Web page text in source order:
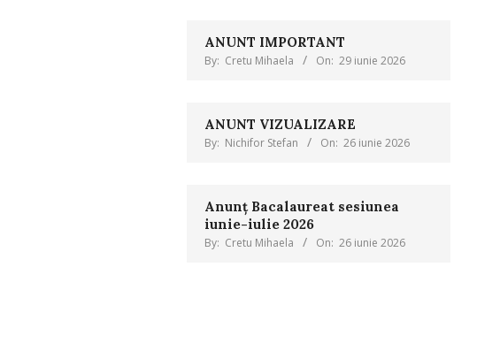
ANUNT IMPORTANT
By: Cretu Mihaela On: 29 iunie 2026
ANUNT VIZUALIZARE
By: Nichifor Stefan On: 26 iunie 2026
Anunț Bacalaureat sesiunea
iunie-iulie 2026
By: Cretu Mihaela On: 26 iunie 2026